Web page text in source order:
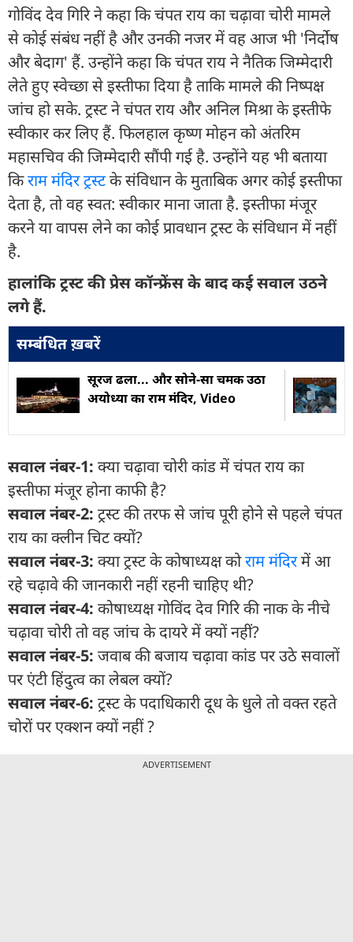
गोविंद देव गिरि ने कहा कि चंपत राय का चढ़ावा चोरी मामले
से कोई संबंध नहीं है और उनकी नजर में वह आज भी 'निर्दोष
और बेदाग' हैं. उन्होंने कहा कि चंपत राय ने नैतिक जिम्मेदारी
लेते हुए स्वेच्छा से इस्तीफा दिया है ताकि मामले की निष्पक्ष
जांच हो सके. ट्रस्ट ने चंपत राय और अनिल मिश्रा के इस्तीफे
स्वीकार कर लिए हैं. फिलहाल कृष्ण मोहन को अंतरिम
महासचिव की जिम्मेदारी सौंपी गई है. उन्होंने यह भी बताया
किराम मंदिर ट्रस्टके संविधान के मुताबिक अगर कोई इस्तीफा
देता है, तो वह स्वत: स्वीकार माना जाता है. इस्तीफा मंजूर
करने या वापस लेने का कोई प्रावधान ट्रस्ट के संविधान में नहीं
है.
हालांकि ट्रस्ट की प्रेस कॉन्फ्रेंस के बाद कई सवाल उठने
लगे हैं.
सम्बंधित ख़बरें
सूरज ढला... और सोने-सा चमक उठा
अयोध्या का राम मंदिर, Video
सवाल नंबर-1: क्या चढ़ावा चोरी कांड में चंपत राय का
इस्तीफा मंजूर होना काफी है?
सवाल नंबर-2: ट्रस्ट की तरफ से जांच पूरी होने से पहले चंपत
राय का क्लीन चिट क्यों?
सवाल नंबर-3: क्या ट्रस्ट के कोषाध्यक्ष कोराम मंदिरमें आ
रहे चढ़ावे की जानकारी नहीं रहनी चाहिए थी?
सवाल नंबर-4: कोषाध्यक्ष गोविंद देव गिरि की नाक के नीचे
चढ़ावा चोरी तो वह जांच के दायरे में क्यों नहीं?
सवाल नंबर-5: जवाब की बजाय चढ़ावा कांड पर उठे सवालों
पर एंटी हिंदुत्व का लेबल क्यों?
सवाल नंबर-6: ट्रस्ट के पदाधिकारी दूध के धुले तो वक्त रहते
चोरों पर एक्शन क्यों नहीं ?
ADVERTISEMENT